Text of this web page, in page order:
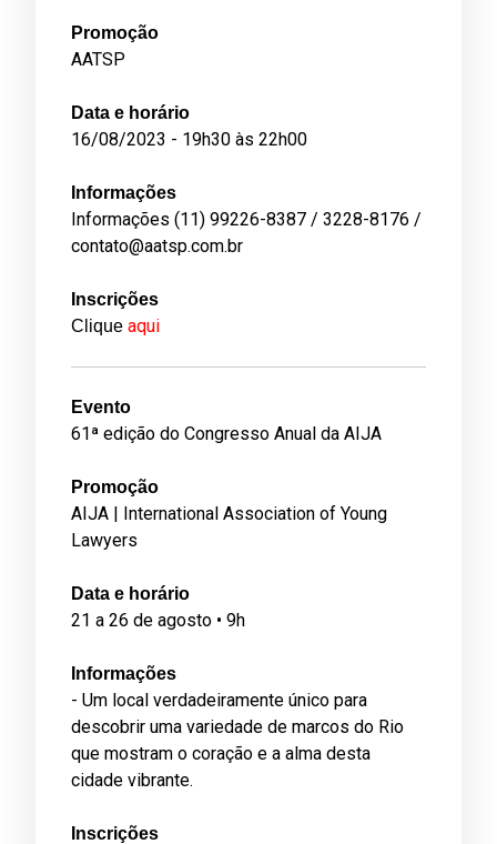
Promoção
AATSP
Data e horário
16/08/2023 - 19h30 às 22h00
Informações
Informações (11) 99226-8387 / 3228-8176 /
contato@aatsp.com.br
Inscrições
Clique aqui
­Evento
61ª edição do Congresso Anual da AIJA
Promoção
AIJA | International Association of Young
Lawyers
Data e horário
21 a 26 de agosto • 9h
Informações
- Um local verdadeiramente único para
descobrir uma variedade de marcos do Rio
que mostram o coração e a alma desta
cidade vibrante.
Inscrições